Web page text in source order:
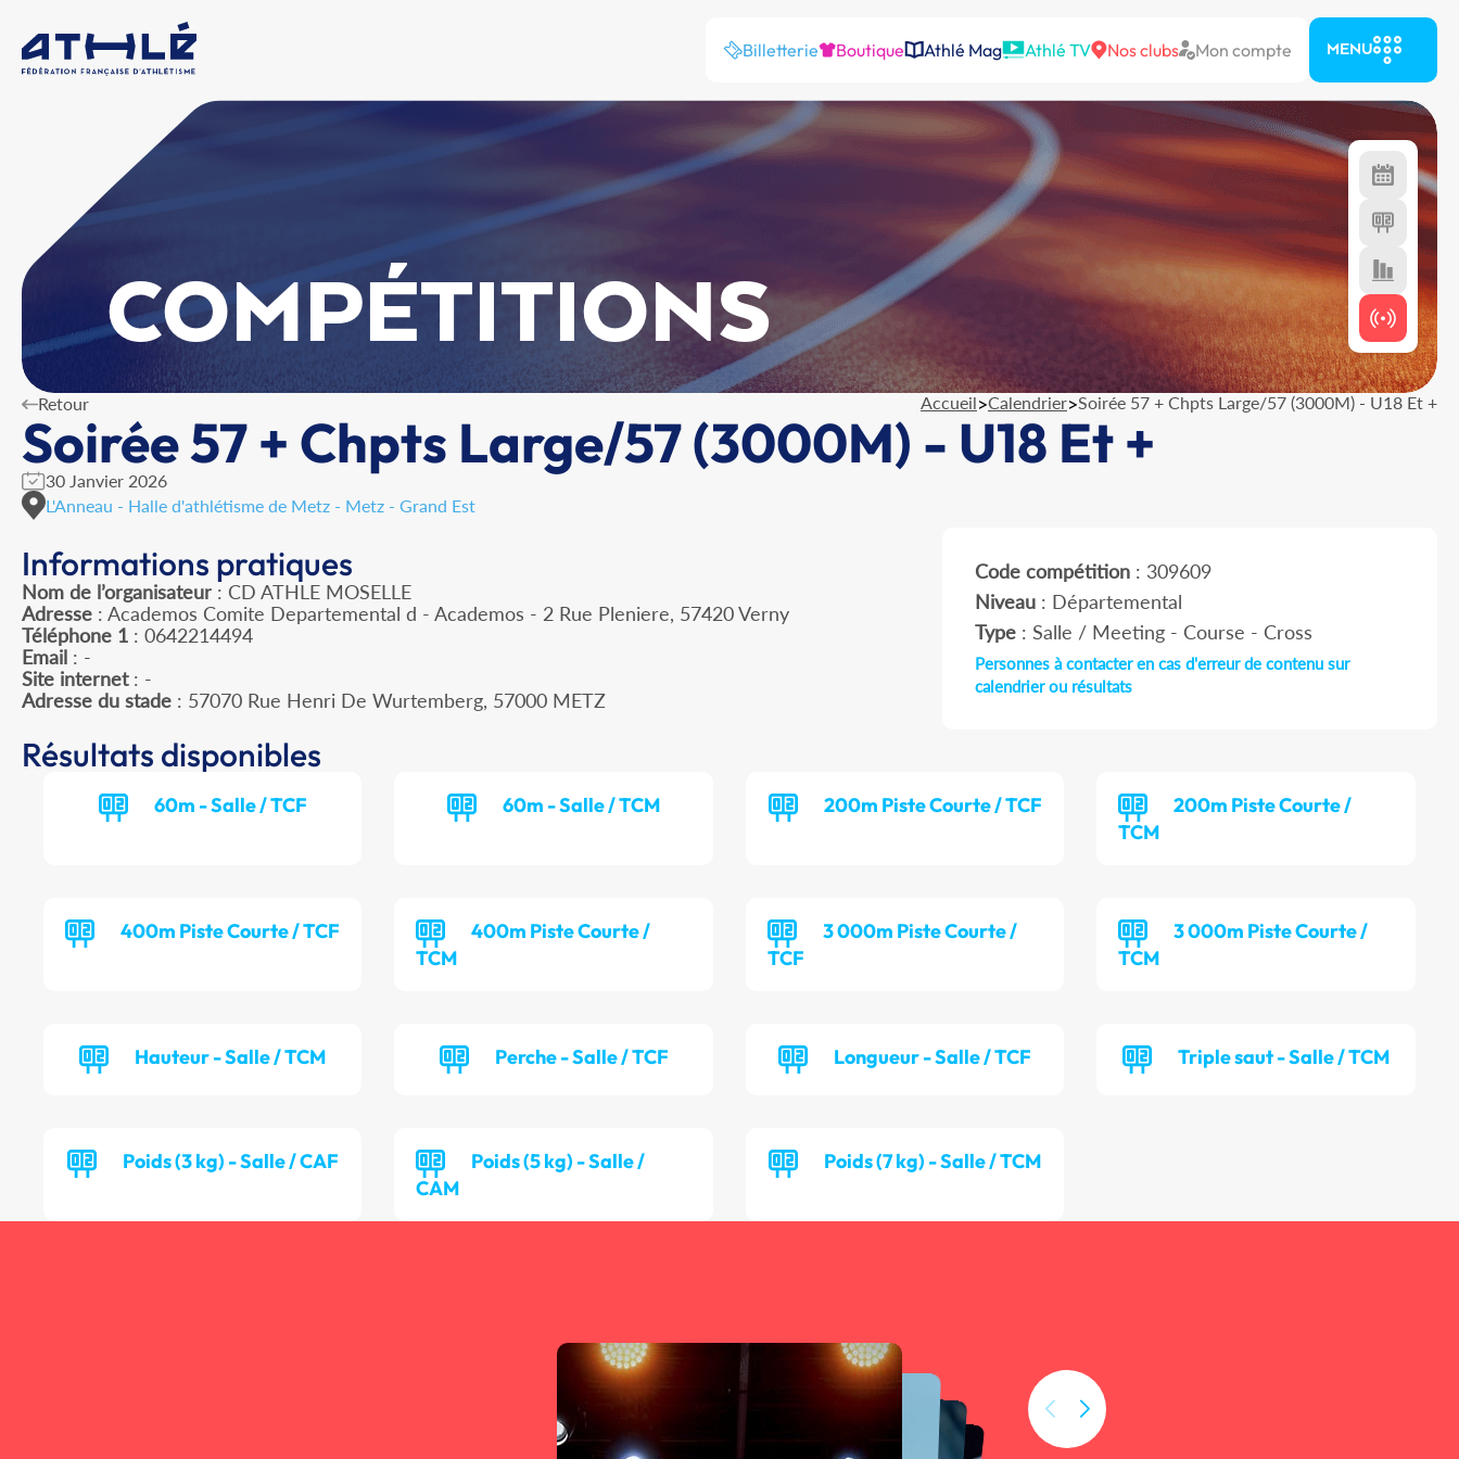
Billetterie Boutique Athlé Mag Athlé TV Nos clubs Mon compte MENU
COMPÉTITIONS
Retour Accueil>Calendrier>Soirée 57 + Chpts Large/57 (3000M) - U18 Et +
Soirée 57 + Chpts Large/57 (3000M) - U18 Et +
30 Janvier 2026
L'Anneau - Halle d'athlétisme de Metz - Metz - Grand Est
Informations pratiques
Nom de l’organisateur : CD ATHLE MOSELLE
Adresse : Academos Comite Departemental d - Academos - 2 Rue Pleniere, 57420 Verny
Téléphone 1 : 0642214494
Email : -
Site internet: -
Adresse du stade : 57070 Rue Henri De Wurtemberg, 57000 METZ
Code compétition: 309609
Niveau: Départemental
Type: Salle / Meeting - Course - Cross
Personnes à contacter en cas d'erreur de contenu sur
calendrier ou résultats
Résultats disponibles
60m - Salle / TCF 60m - Salle / TCM 200m Piste Courte / TCF
200m Piste Courte /
TCM
400m Piste Courte / TCF
400m Piste Courte /
TCM
3 000m Piste Courte /
TCF
3 000m Piste Courte /
TCM
Hauteur - Salle / TCM Perche - Salle / TCF Longueur - Salle / TCF Triple saut - Salle / TCM
Poids (3 kg) - Salle / CAF
Poids (5 kg) - Salle /
CAM
Poids (7 kg) - Salle / TCM